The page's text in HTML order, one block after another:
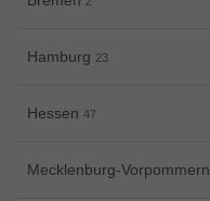
Hamburg 23
Hessen 47
Mecklenburg-Vorpommern